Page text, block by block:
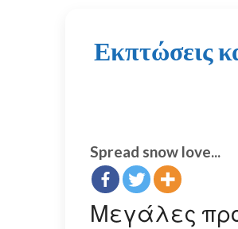
Εκπτώσεις
Spread snow love...
Μεγάλες